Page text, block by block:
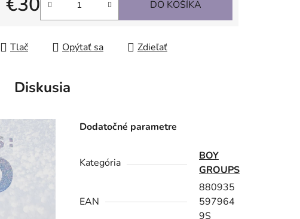
Jednotková cena:
DO KOŠÍKA
Tlač Opýtať sa Zdieľať
Diskusia
Dodatočné parametre
Kategória
BOY
GROUPS
EAN
880935
597964
9S